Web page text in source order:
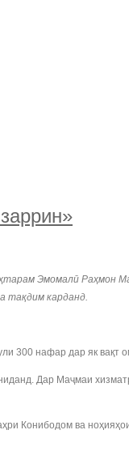
Эмомалӣ Раҳмон
тақдим карданд.
300 нафар дар як вақт
Дар Маҷмаи
Конибодом ва